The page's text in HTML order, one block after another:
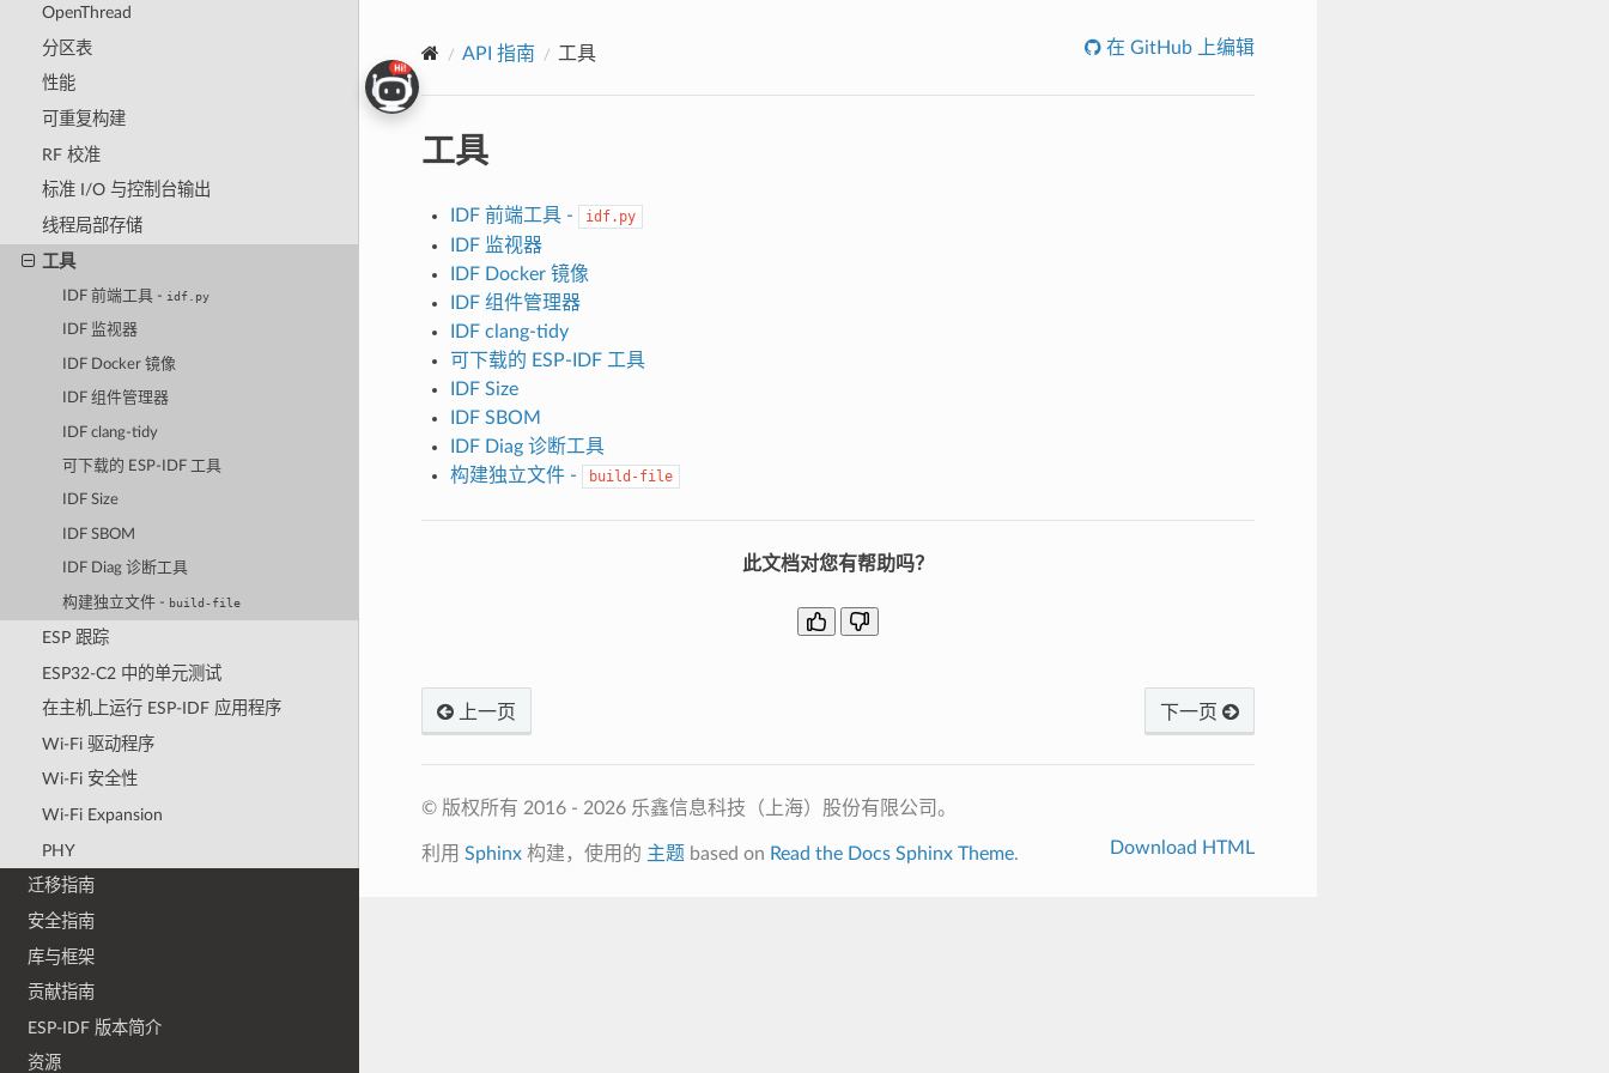
OpenThread
分区表
性能
可重复构建
RF 校准
标准 I/O 与控制台输出
线程局部存储
工具
IDF 前端工具 - idf.py
IDF 监视器
IDF Docker 镜像
IDF 组件管理器
IDF clang-tidy
可下载的 ESP-IDF 工具
IDF Size
IDF SBOM
IDF Diag 诊断工具
构建独立文件 - build-file
ESP 跟踪
ESP32-C2 中的单元测试
在主机上运行 ESP-IDF 应用程序
Wi-Fi 驱动程序
Wi-Fi 安全性
Wi-Fi Expansion
PHY
迁移指南
安全指南
库与框架
贡献指南
ESP-IDF 版本简介
资源
API 指南 工具 在 GitHub 上编辑
工具
IDF 前端工具 - idf.py
IDF 监视器
IDF Docker 镜像
IDF 组件管理器
IDF clang-tidy
可下载的 ESP-IDF 工具
IDF Size
IDF SBOM
IDF Diag 诊断工具
构建独立文件 -
build-file
此文档对您有帮助吗？
上一页 下一页
© 版权所有 2016 - 2026 乐鑫信息科技（上海）股份有限公司。
利用 Sphinx构建，使用的 主题 based on Read the Docs Sphinx Theme. Download HTML